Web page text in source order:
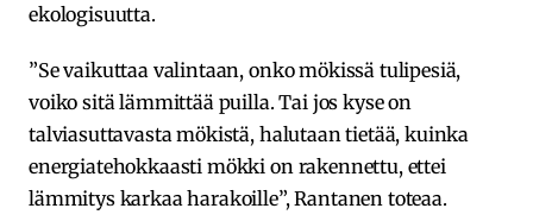
ekologisuutta.
”Se vaikuttaa valintaan, onko mökissä tulipesiä,
voiko sitä lämmittää puilla. Tai jos kyse on
talviasuttavasta mökistä, halutaan tietää, kuinka
energiatehokkaasti mökki on rakennettu, ettei
lämmitys karkaa harakoille”, Rantanen toteaa.